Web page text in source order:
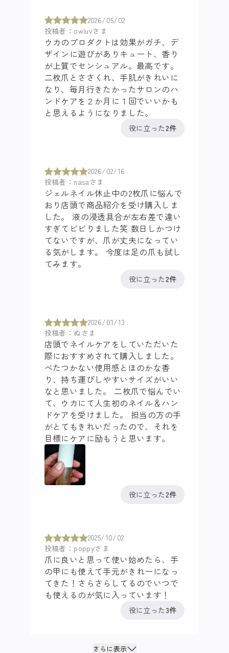
2026/05/02
投稿者：owluvさま
ウカのプロダクトは効果がガチ、デ
ザインに遊びがありキュート、香り
が上質でセンシュアル。最高です。
二枚爪とささくれ、手肌がきれいに
なり、毎月行きたかったサロンのハ
ンドケアを２か月に１回でいいかも
と思えるようになりました。
役に立った2件
2026/02/16
投稿者：nasaさま
ジェルネイル休止中の2枚爪に悩んで
おり店頭で商品紹介を受け購入しま
した。 液の浸透具合が左右差で違い
すぎてビビりました笑 数日しかつけ
てないですが、爪が丈夫になってい
る気がします。 今度は足の爪も試し
てみます。
役に立った2件
2026/01/13
投稿者：ぬさま
店頭でネイルケアをしていただいた
際におすすめされて購入しました。
べたつかない使用感とほのかな香
り、持ち運びしやすいサイズがいい
なと思いました。 二枚爪で悩んでい
て、ウカにて人生初のネイル＆ハン
ドケアを受けました。 担当の方の手
がとてもきれいだったので、それを
目標にケアに励もうと思います。
役に立った2件
2025/10/02
投稿者：poppyさま
爪に良いと思って使い始めたら、手
の甲にも使えて手元がきれーになっ
てきた！さらさらしてるのでいつで
も使えるのが気に入っています！
役に立った 3件
さらに表示